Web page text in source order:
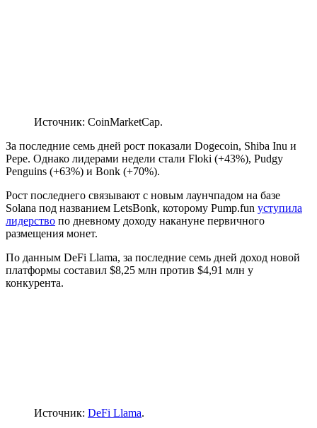
Источник: CoinMarketCap.
За последние семь дней рост показали Dogecoin, Shiba Inu и
Pepe. Однако лидерами недели стали Floki (+43%), Pudgy
Penguins (+63%) и Bonk (+70%).
Рост последнего связывают с новым лаунчпадом на базе
Solana под названием LetsBonk, которому Pump.fun уступила
лидерство по дневному доходу накануне первичного
размещения монет.
По данным DeFi Llama, за последние семь дней доход новой
платформы составил $8,25 млн против $4,91 млн у
конкурента.
Источник: DeFi Llama.